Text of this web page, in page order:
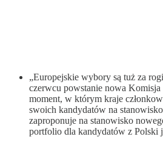
„Europejskie wybory są tuż za
czerwcu powstanie nowa Komisja
moment, w którym kraje
swoich kandydatów na
zaproponuje na stanowisko
portfolio dla kandydatów z Polski